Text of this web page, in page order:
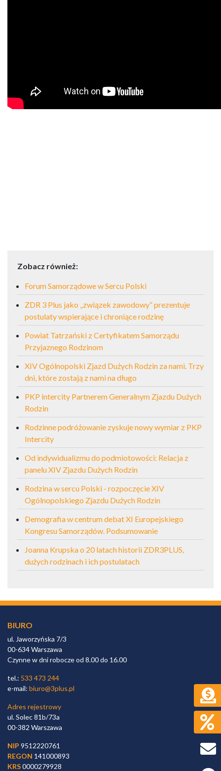
Zobacz również:
Forum Samorządowe w Sercu Polski
ZDR 3 Plus jako „związek zawodowy” prezentuje
postulaty wspierające i chroniące rodzinę
Powiat Tatrzański z Certyfikatem Samorządu
Przyjaznego Rodzinom
XIV Ogólnopolski Zjazd Dużych Rodzin za nami. Trzy
dni, które zostają z nami na długo
PKP intercity Partnerem Generalnym Zjazdu Dużych
Rodzin
Rodzinne podróżowanie zyskuje nowy wymiar z PKP
Intercity
Od indywidualizmu do podmiotowości: Relacja z
panelu XIV Zjazdu Dużych Rodzin
Rodzina w sercu Polski - rozpoczęcie XIV
Ogólnopolskiego Zjazdu Dużych Rodzin
Demografia w centrum debat XI Europejskiego
Kongresu Samorządów. Podsumowanie
Joanna Krupska o 20 latach historii ZDR3PLUS,
dużych rodzinach i ich postulatach
BIURO
ul. Jaworzyńska 7/3
00-634 Warszawa
Czynne w dni robocze od 8.00 do 16.00
tel.: 533 473 244
e-mail: biuro@3plus.pl
Adres rejestrowy
ul. Solec 81b/73a
00-382 Warszawa
NIP 9512220761
REGON 141000893
KRS0000279928